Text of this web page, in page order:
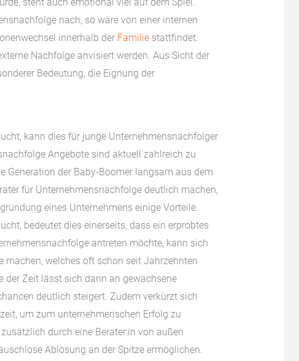
steht auch emotional viel auf dem Spiel.
nach, so wäre von einer internen
innerhalb der Familiestattfindet.
Nachfolge anvisiert werden. Aus Sicht der
Bedeutung, die Eignung der
kann dies für junge Unternehmensnachfolger
Angebote sind aktuell zahlreich zu
Generation der Baby-Boomer langsam aus dem
für Unternehmensnachfolge deutlich machen,
eines Unternehmens einige Vorteile.
bedeutet dies einerseits, dass ein erprobtes
antreten möchte, kann sich
machen, welches oft schon seit Jahrzehnten
Zeit lässt sich dann an gewachsene
deutlich steigert. Zudem verkürzt sich
um zum unternehmerischen Erfolg zu
durch eine Berater:in von außen
Ablösung an der Spitze ermöglichen.